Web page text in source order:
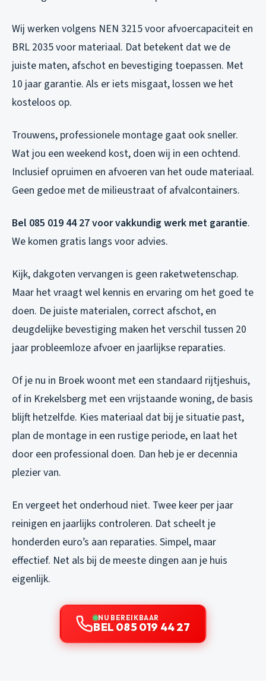
Wij werken volgens NEN 3215 voor afvoercapaciteit en
BRL 2035 voor materiaal. Dat betekent dat we de
juiste maten, afschot en bevestiging toepassen. Met
10 jaar garantie. Als er iets misgaat, lossen we het
kosteloos op.
Trouwens, professionele montage gaat ook sneller.
Wat jou een weekend kost, doen wij in een ochtend.
Inclusief opruimen en afvoeren van het oude materiaal.
Geen gedoe met de milieustraat of afvalcontainers.
Bel 085 019 44 27 voor vakkundig werk met garantie.
We komen gratis langs voor advies.
Kijk, dakgoten vervangen is geen raketwetenschap.
Maar het vraagt wel kennis en ervaring om het goed te
doen. De juiste materialen, correct afschot, en
deugdelijke bevestiging maken het verschil tussen 20
jaar probleemloze afvoer en jaarlijkse reparaties.
Of je nu in Broek woont met een standaard rijtjeshuis,
of in Krekelsberg met een vrijstaande woning, de basis
blijft hetzelfde. Kies materiaal dat bij je situatie past,
plan de montage in een rustige periode, en laat het
door een professional doen. Dan heb je er decennia
plezier van.
En vergeet het onderhoud niet. Twee keer per jaar
reinigen en jaarlijks controleren. Dat scheelt je
honderden euro’s aan reparaties. Simpel, maar
effectief. Net als bij de meeste dingen aan je huis
eigenlijk.
NU BEREIKBAAR
BEL 085 019 44 27